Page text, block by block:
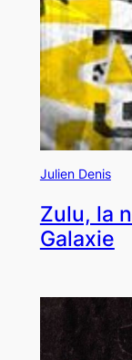
Julien Denis
Zulu, la
Galaxie